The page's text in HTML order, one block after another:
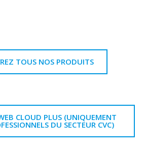
TOUS NOS PRODUITS
CLOUD PLUS (UNIQUEMENT
DU SECTEUR CVC)